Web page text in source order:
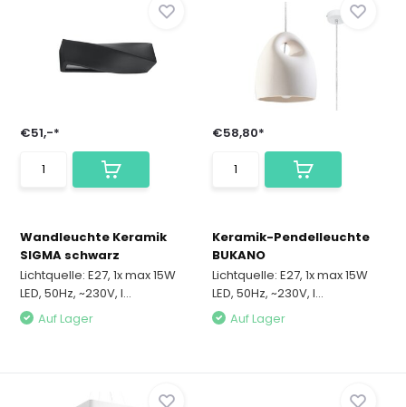
€51,-*
Wandleuchte Keramik
SIGMA schwarz
Lichtquelle: E27, 1x max 15W
LED, 50Hz, ~230V, I...
Auf Lager
€58,80*
Keramik-Pendelleuchte
BUKANO
Lichtquelle: E27, 1x max 15W
LED, 50Hz, ~230V, I...
Auf Lager